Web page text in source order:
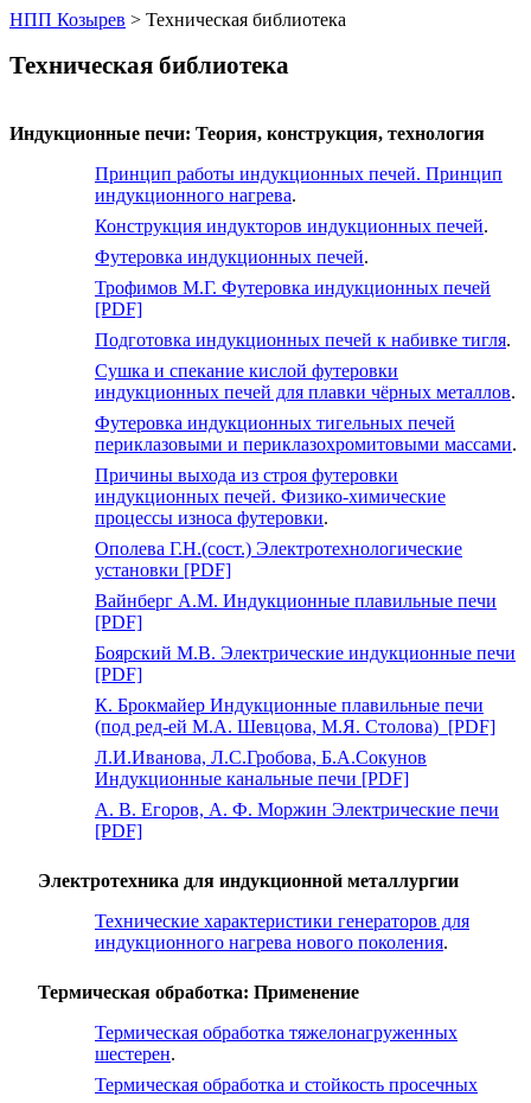
НПП Козырев > Техническая библиотека
Техническая библиотека
Индукционные печи: Теория, конструкция, технология
Принцип работы индукционных печей. Принцип
индукционного нагрева.
Конструкция индукторов индукционных печей.
Футеровка индукционных печей.
Трофимов М.Г. Футеровка индукционных печей
[PDF]
Подготовка индукционных печей к набивке тигля.
Сушка и спекание кислой футеровки
индукционных печей для плавки чёрных металлов.
Футеровка индукционных тигельных печей
периклазовыми и периклазохромитовыми массами.
Причины выхода из строя футеровки
индукционных печей. Физико-химические
процессы износа футеровки.
Ополева Г.Н.(сост.) Электротехнологические
установки [PDF]
Вайнберг А.М. Индукционные плавильные печи
[PDF]
Боярский М.В. Электрические индукционные печи
[PDF]
К. Брокмайер Индукционные плавильные печи
(под ред-ей М.А. Шевцова, М.Я. Столова) [PDF]
Л.И.Иванова, Л.С.Гробова, Б.А.Сокунов
Индукционные канальные печи [PDF]
А. В. Егоров, А. Ф. Моржин Электрические печи
[PDF]
Электротехника для индукционной металлургии
Технические характеристики генераторов для
индукционного нагрева нового поколения.
Термическая обработка: Применение
Термическая обработка тяжелонагруженных
шестерен.
Термическая обработка и стойкость просечных